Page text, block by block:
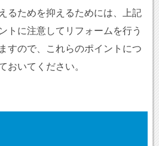
るためを抑えるためには、上記
トに注意してリフォームを行う
すので、これらのポイントにつ
おいてください。